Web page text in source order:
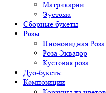
Матрикарии
Эустома
Сборные букеты
Розы
Пионовидная Роза
Роза Эквадор
Кустовая роза
Дуо-букеты
Композиции